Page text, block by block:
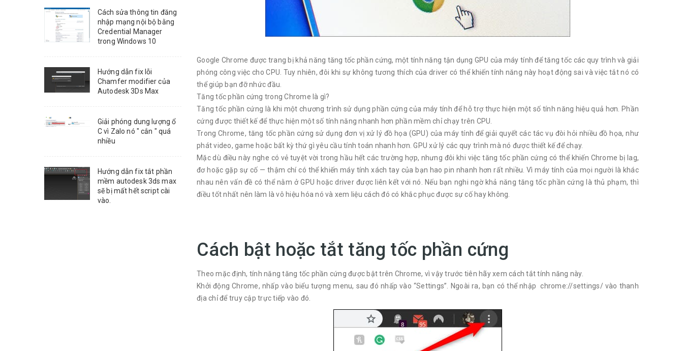
Google Chrome được trang bị khả năng tăng tốc phần cứng, một tính năng tận dụng GPU của máy tính để tăng tốc các quy trình và giải
phóng công việc cho CPU. Tuy nhiên, đôi khi sự không tương thích của driver có thể khiến tính năng này hoạt động sai và việc tắt nó có
thể giúp bạn đỡ nhức đầu.
Tăng tốc phần cứng trong Chrome là gì?
Tăng tốc phần cứng là khi một chương trình sử dụng phần cứng của máy tính để hỗ trợ thực hiện một số tính năng hiệu quả hơn. Phần
cứng được thiết kế để thực hiện một số tính năng nhanh hơn phần mềm chỉ chạy trên CPU.
Trong Chrome, tăng tốc phần cứng sử dụng đơn vị xử lý đồ họa (GPU) của máy tính để giải quyết các tác vụ đòi hỏi nhiều đồ họa, như
phát video, game hoặc bất kỳ thứ gì yêu cầu tính toán nhanh hơn. GPU xử lý các quy trình mà nó được thiết kế để chạy.
Mặc dù điều này nghe có vẻ tuyệt vời trong hầu hết các trường hợp, nhưng đôi khi việc tăng tốc phần cứng có thể khiến Chrome bị lag,
đơ hoặc gặp sự cố — thậm chí có thể khiến máy tính xách tay của bạn hao pin nhanh hơn rất nhiều. Vì máy tính của mọi người là khác
nhau nên vấn đề có thể nằm ở GPU hoặc driver được liên kết với nó. Nếu bạn nghi ngờ khả năng tăng tốc phần cứng là thủ phạm, thì
điều tốt nhất nên làm là vô hiệu hóa nó và xem liệu cách đó có khắc phục được sự cố hay không.
Cách bật hoặc tắt tăng tốc phần cứng
Theo mặc định, tính năng tăng tốc phần cứng được bật trên Chrome, vì vậy trước tiên hãy xem cách tắt tính năng này.
Khởi động Chrome, nhấp vào biểu tượng menu, sau đó nhấp vào “Settings”. Ngoài ra, bạn có thể nhập chrome://settings/ vào thanh
địa chỉ để truy cập trực tiếp vào đó.
Cách sửa thông tin đăng
nhập mạng nội bộ bằng
Credential Manager
trong Windows 10
Hướng dẫn fix lỗi
Chamfer modifier của
Autodesk 3Ds Max
Giải phóng dung lượng ổ
C vì Zalo nó " cắn " quá
nhiều
Hướng dẫn fix tắt phần
mềm autodesk 3ds max
sẽ bị mất hết script cài
vào.